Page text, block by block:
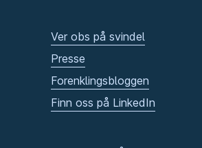
Ver obs på svindel
Presse
Forenklingsbloggen
Finn oss på LinkedIn